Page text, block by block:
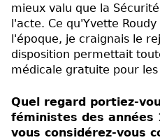
mieux valu que la
l'acte. Ce qu'Yvette
l'époque, je craignais le
disposition permettait
médicale gratuite pour
Quel regard portiez-
féministes des années
vous considérez-vous